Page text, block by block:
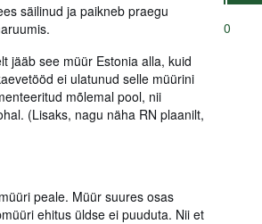
säilinud ja paikneb praegu
jääb see müür Estonia alla, kuid
ei ulatunud selle müürini
mõlemal pool, nii
(Lisaks, nagu näha RN plaanilt,
peale. Müür suures osas
ehitus üldse ei puuduta. Nii et
0